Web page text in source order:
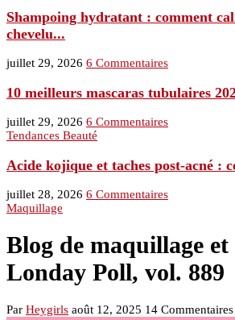
Shampoing hydratant : comment
chevelu...
juillet 29, 2026 6 Commentaires
10 meilleurs mascaras tubulaires
juillet 29, 2026 6 Commentaires
Tendances Beauté
Acide kojique et taches post-acné :
juillet 28, 2026 6 Commentaires
Maquillage
Blog de maquillage et
Londay Poll, vol. 889
Par Heygirls août 12, 2025 14 Commentaires